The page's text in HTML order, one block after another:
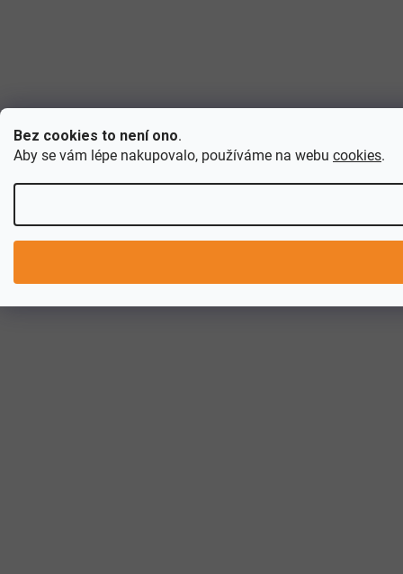
Bez cookies to není ono.
Aby se vám lépe nakupovalo, používáme na webu cookies.